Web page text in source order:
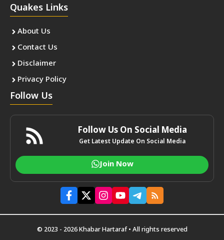
Quakes Links
About Us
Contact Us
Disclaimer
Privacy Policy
Follow Us
Follow Us On Social Media
Get Latest Update On Social Media
Join Now
© 2023 - 2026 Khabar Hartaraf • All rights reserved